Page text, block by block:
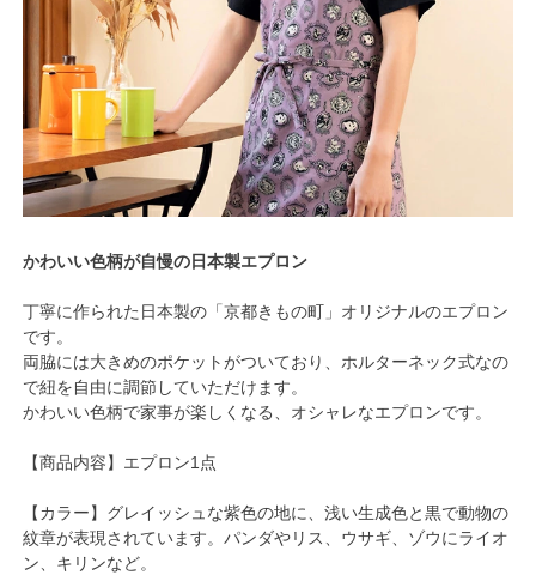
かわいい色柄が自慢の日本製エプロン
丁寧に作られた日本製の「京都きもの町」オリジナルのエプロン
です。
両脇には大きめのポケットがついており、ホルターネック式なの
で紐を自由に調節していただけます。
かわいい色柄で家事が楽しくなる、オシャレなエプロンです。
【商品内容】エプロン1点
【カラー】グレイッシュな紫色の地に、浅い生成色と黒で動物の
紋章が表現されています。パンダやリス、ウサギ、ゾウにライオ
ン、キリンなど。